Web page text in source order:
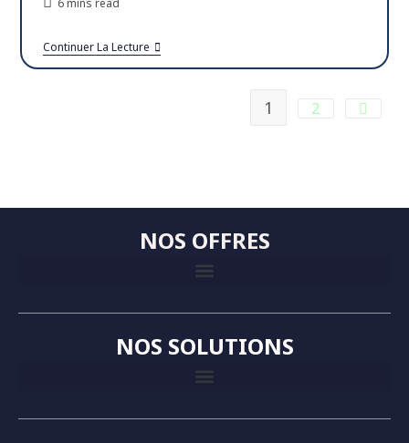
Continuer La Lecture
1 2
NOS OFFRES
NOS SOLUTIONS